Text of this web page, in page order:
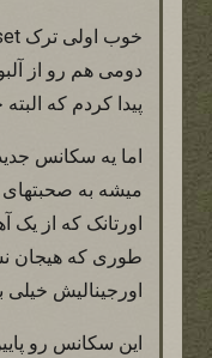
دومی هم رو از
پیدا کردم که البته
اما یه سکانس
میشه به صحبتهای
اورتانک که از یک
طوری که هیجان
اورجینالیش خیلی
این سکانس رو